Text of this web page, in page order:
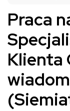
Praca
Klienta